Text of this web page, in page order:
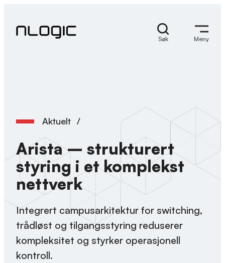
innhold
Søk Meny
Aktuelt /
Arista – strukturert
styring i et komplekst
nettverk
Integrert campusarkitektur for switching,
trådløst og tilgangsstyring reduserer
kompleksitet og styrker operasjonell
kontroll.